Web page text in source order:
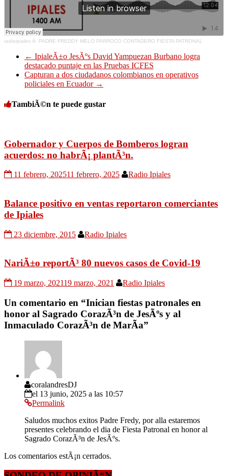
radioipiales Â· PADRE FREDDY MELO PARROCO CONTADERO FIESTA PATRONAL
← IpialeÃ±o JesÃºs David Yampuezan Burbano logra
destacado puntaje en las Pruebas ICFES
Capturan a dos ciudadanos colombianos en operativos
policiales en Ecuador →
TambiÃ©n te puede gustar
Gobernador y Cuerpos de Bomberos logran
acuerdos: no habrÃ¡ plantÃ³n.
11 febrero, 202511 febrero, 2025 Radio Ipiales
Balance positivo en ventas reportaron comerciantes
de Ipiales
23 diciembre, 2015 Radio Ipiales
NariÃ±o reportÃ³ 80 nuevos casos de Covid-19
19 marzo, 202119 marzo, 2021 Radio Ipiales
Un comentario en “Inician fiestas patronales en
honor al Sagrado CorazÃ³n de JesÃºs y al
Inmaculado CorazÃ³n de MarÃ­a”
coralandresDJ
el 13 junio, 2025 a las 10:57
Permalink
Saludos muchos exitos Padre Fredy, por alla estaremos
presentes celebrando el dia de Fiesta Patronal en honor al
Sagrado CorazÃ³n de JesÃºs.
Los comentarios estÃ¡n cerrados.